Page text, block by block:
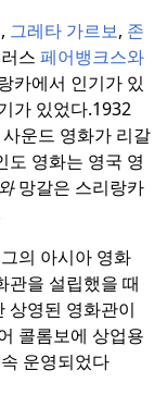
, 그레타 가르보, 존
스 페어뱅크스와
카에서 인기가 있
가 있었다.1932
운드 영화가 리갈
도 영화는 영국 영
망갈은 스리랑카
의 아시아 영화
관을 설립했을 때
상영된 영화관이
콜롬보에 상업용
운영되었다